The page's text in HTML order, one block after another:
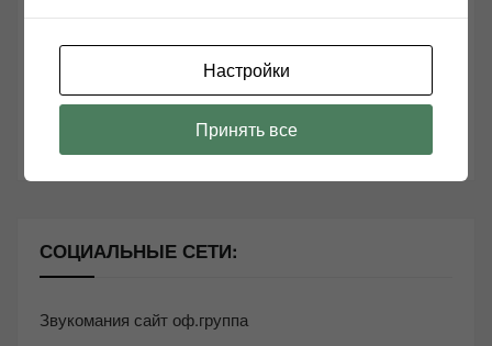
Если не можете найти ответы на интересующие Вас
Желаю Вам найти свой звук, с уважением, Левчук
Александр Николаевич!
СОЦИАЛЬНЫЕ СЕТИ:
Звукомания сайт оф.группа
Настройки
Принять все